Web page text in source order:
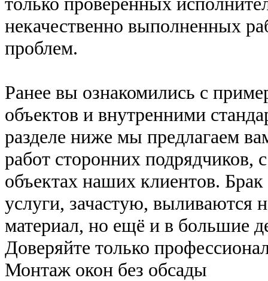
некачественно выполненных
проблем.
Ранее вы ознакомились с
объектов и внутренними
разделе ниже мы предлагаем
работ сторонних подрядчиков,
объектах наших клиентов.
услуги, зачастую, выливаются
материал, но ещё и в большие
Доверяйте только
Монтаж окон без обсады